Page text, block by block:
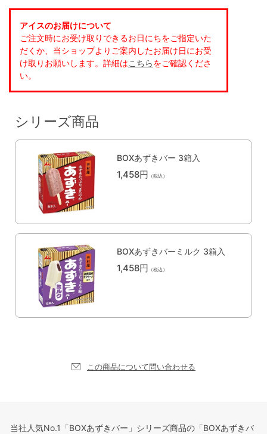
シリーズ商品
BOXあずきバー 3箱入
1,458円 （税込）
BOXあずきバーミルク 3箱入
1,458円 （税込）
この商品について問い合わせる
当社人気No.1「BOXあずきバー」シリーズ商品の「BOXあずきバ
アイスのお届けについて
ご注文時にお受け取りできるお日にちをご指定いた
だくか、当ショップよりご案内したお届け日にお受
け取りお願いします。詳細はこちらをご確認くださ
い。